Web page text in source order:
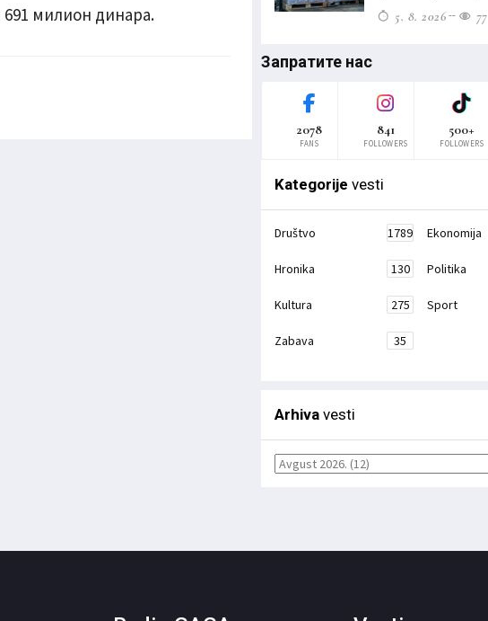
691 милион динара.
5. 8. 2026
77
Запратите нас
2078
FANS
841
FOLLOWERS
500+
FOLLOWERS
Kategorije vesti
Društvo 1789 Ekonomija
Hronika 130 Politika
Kultura 275 Sport
Zabava 35
Arhiva vesti